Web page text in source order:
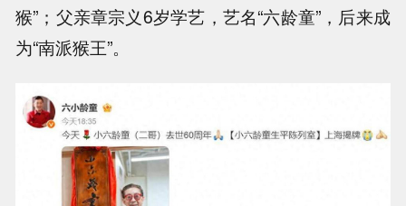
猴”；父亲章宗义6岁学艺，艺名“六龄童”，后来成
为“南派猴王”。